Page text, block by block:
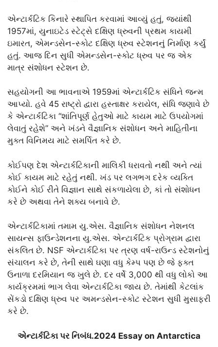
એન્ટાર્કટિક કિનારે સ્થાપિત કરવામાં આવ્યું હતું, જ્યાંથી
1957માં, યુનાઇટેડ સ્ટેટ્સે દક્ષિણ ધ્રુવની પ્રથમ કાયમી
ઇમારત, એમન્ડસેન-સ્કોટ દક્ષિણ ધ્રુવ સ્ટેશનનું નિર્માણ કર્યું
હતું. આજ દિન સુધી એમન્ડસેન-સ્કોટ ધ્રુવ પર જ એક
માત્ર સંશોધન સ્ટેશન છે.
સહયોગની આ ભાવનાએ 1959માં એન્ટાર્કટિક સંધિને જન્મ
આપ્યો. હવે 45 રાષ્ટ્રો દ્વારા હસ્તાક્ષર કરાયેલ, સંધિ જણાવે છે
કે એન્ટાર્કટિકા “શાંતિપૂર્ણ હેતુઓ માટે કાયમ માટે ઉપયોગમાં
લેવાતું રહેશે” અને ખંડને વૈજ્ઞાનિક સંશોધન અને માહિતીના
મુક્ત વિનિમય માટે સમર્પિત કરે છે.
કોઈપણ દેશ એન્ટાર્કટિકાની માલિકી ધરાવતો નથી અને ત્યાં
કોઈ કાયમ માટે રહેતું નથી. ખંડ પર લગભગ દરેક વ્યક્તિ
કોઈને કોઈ રીતે વિજ્ઞાન સાથે સંકળાયેલા છે, કાં તો સંશોધન
કરે છે અથવા તેને શક્ય બનાવે છે.
એન્ટાર્કટિકામાં તમામ યુ.એસ. વૈજ્ઞાનિક સંશોધન નેશનલ
સાયન્સ ફાઉન્ડેશનના યુ.એસ. એન્ટાર્કટિક પ્રોગ્રામ દ્વારા
સંકલિત છે. NSF એન્ટાર્કટિકા પર ત્રણ વર્ષ-રાઉન્ડ સ્ટેશનોનું
સંચાલન કરે છે, તેની સાથે ઘણા વધુ કેમ્પ પણ છે જે ફક્ત
ઉનાળા દરમિયાન જ ખુલે છે. દર વર્ષે 3,000 થી વધુ લોકો આ
કાર્યક્રમમાં ભાગ લેવા એન્ટાર્કટિકા જાય છે. તેમાંથી કેટલાંક
સેંકડો દક્ષિણ ધ્રુવ પર અમન્ડસેન-સ્કોટ સ્ટેશન સુધી મુસાફરી
કરે છે.
એન્ટાર્કટિકા પર નિબંધ.2024 Essay on Antarctica